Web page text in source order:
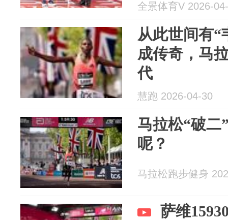
全景体育V 2026-
从此世间有“
成传奇，马
代
慧跑 2026-04-30
马拉松“破二
呢？
马拉松跑步健身
萨维